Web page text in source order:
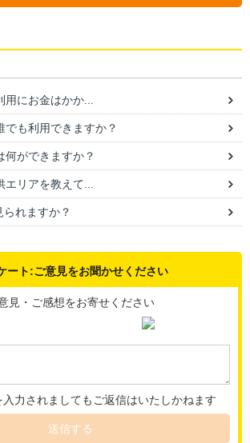
にお金はかか...
も利用できますか？
何ができますか？
エリアを教えて...
られますか？
ート:ご意見をお聞かせください
見・ご感想をお寄せください
力されましてもご返信はいたしかねます
送信する